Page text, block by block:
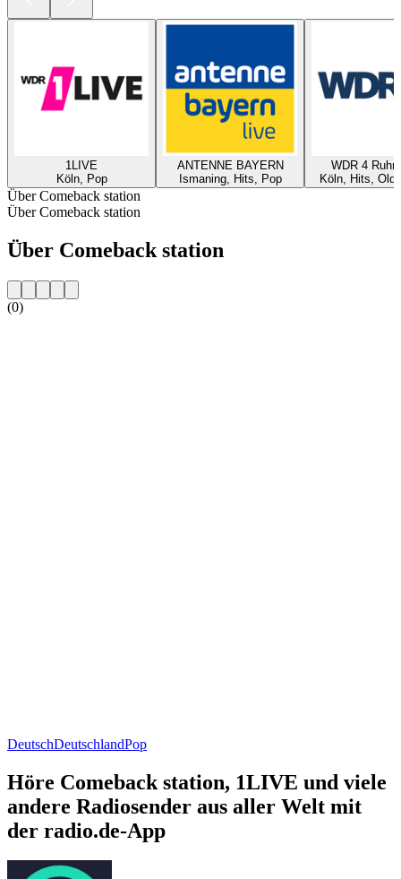
1LIVE
Köln, Pop
ANTENNE BAYERN
Ismaning, Hits, Pop
WDR 4
Köln, Hits,
Über Comeback station
Über Comeback station
Über Comeback station
(0)
DeutschDeutschlandPop
Höre Comeback station, 1LIVE und viele
andere Radiosender aus aller Welt mit
der radio.de-App